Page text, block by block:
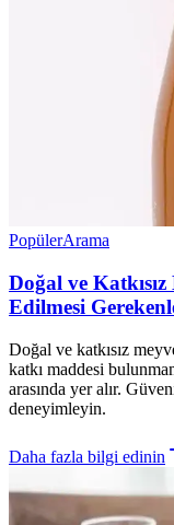
PopülerArama
Doğal ve
Edilmesi
Doğal ve katkısız
katkı maddesi
arasında yer alır.
deneyimleyin.
Daha fazla bilgi edinin